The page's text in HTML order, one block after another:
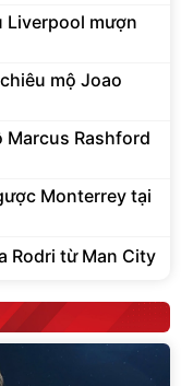
Liverpool mượn
mộ Joao
Marcus Rashford
Monterrey tại
Rodri từ Man City